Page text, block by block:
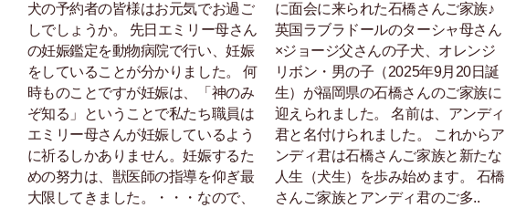
犬の予約者の皆様はお元気でお過ご
しでしょうか。 先日エミリー母さん
の妊娠鑑定を動物病院で行い、妊娠
をしていることが分かりました。 何
時ものことですが妊娠は、「神のみ
ぞ知る」ということで私たち職員は
エミリー母さんが妊娠しているよう
に祈るしかありません。妊娠するた
めの努力は、獣医師の指導を仰ぎ最
大限してきました。・・・なので、
に面会に来られた石橋さんご家族♪
英国ラブラドールのターシャ母さん
×ジョージ父さんの子犬、オレンジ
リボン・男の子（2025年9月20日誕
生）が福岡県の石橋さんのご家族に
迎えられました。 名前は、アンディ
君と名付けられました。 これからア
ンディ君は石橋さんご家族と新たな
人生（犬生）を歩み始めます。 石橋
さんご家族とアンディ君のご多..